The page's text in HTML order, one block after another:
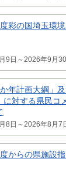
彩の国埼玉環
9日～2026年9月
年計画大綱」
に対する県民
8日～2026年8月7
からの県施設